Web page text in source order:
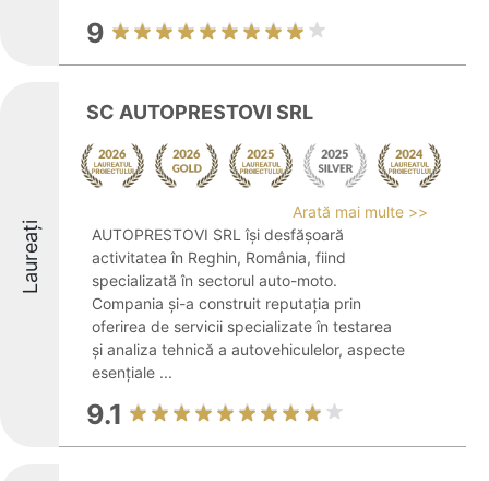
9
Laureați
SC AUTOPRESTOVI SRL
Arată mai multe >>
AUTOPRESTOVI SRL își desfășoară
activitatea în Reghin, România, fiind
specializată în sectorul auto-moto.
Compania și-a construit reputația prin
oferirea de servicii specializate în testarea
și analiza tehnică a autovehiculelor, aspecte
esențiale ...
9.1